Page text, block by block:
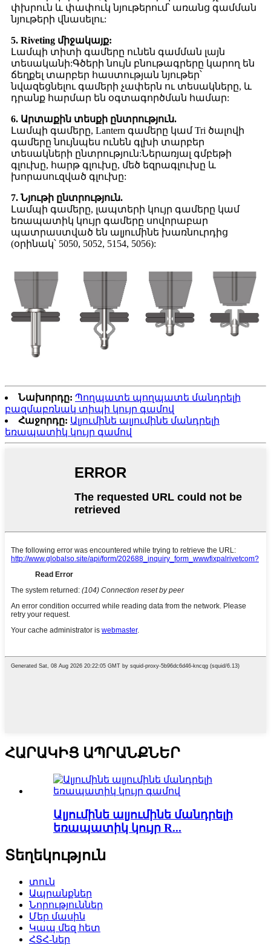
փխրուն և փափուկ նյութերում՝ առանց գամման
նյութերի վնասելու:
5. Riveting միջակայք:
Լամպի տիտի գամերը ունեն գամման լայն
տեսականի:Գծերի նույն բնութագրերը կարող են
ճեղքել տարբեր հաստության նյութեր՝
նվազեցնելու գամերի չափերն ու տեսակները, և
դրանք հարմար են օգտագործման համար:
6. Արտաքին տեսքի ընտրություն.
Լամպի գամերը, Lantern գամերը կամ Tri ծալովի
գամերը նույնպես ունեն գլխի տարբեր
տեսակների ընտրություն:Ներառյալ գմբեթի
գլուխը, հարթ գլուխը, մեծ եզրագլուխը և
խորասուզված գլուխը:
7. Նյութի ընտրություն.
Լամպի գամերը, լապտերի կույր գամերը կամ
եռապատիկ կույր գամերը սովորաբար
պատրաստված են ալյումինե խառնուրդից
(օրինակ՝ 5050, 5052, 5154, 5056):
Նախորդը: Պողպատե պողպատե մանդրելի
բազմաբռնակ տիպի կույր գամով
Հաջորդը: Ալյումինե ալյումինե մանդրելի
եռապատիկ կույր գամով
ՀԱՐԱԿԻՑ ԱՊՐԱՆՔՆԵՐ
Ալյումինե ալյումինե մանդրելի
եռապատիկ կույր R...
Տեղեկություն
տուն
Ապրանքներ
Նորություններ
Մեր մասին
Կապ մեզ հետ
ՀՏՀ-ներ